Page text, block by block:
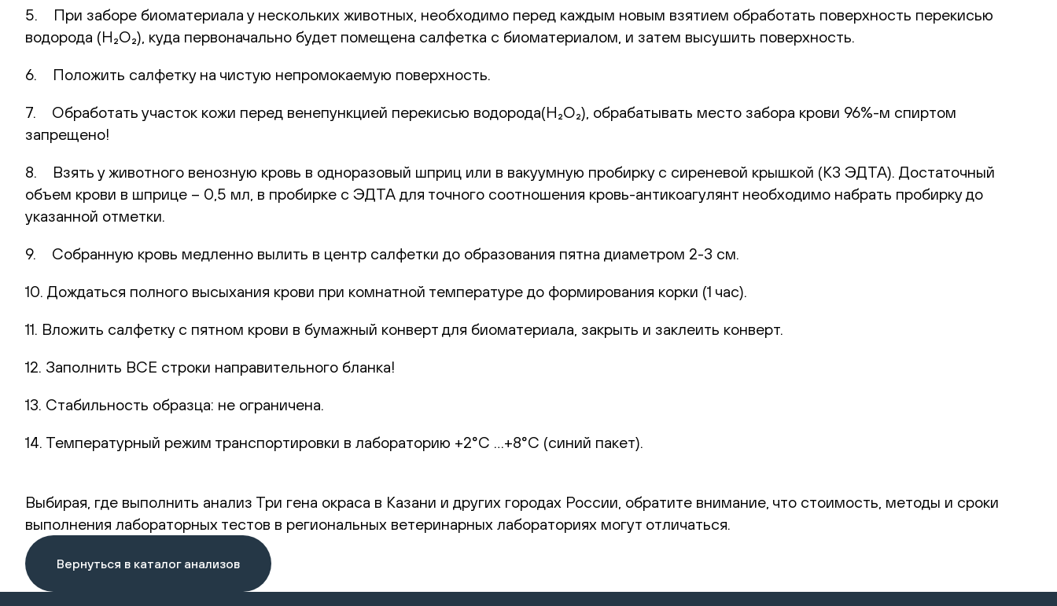
5. При заборе биоматериала у нескольких животных, необходимо перед каждым новым взятием обработать поверхность перекисью
водорода (H₂O₂), куда первоначально будет помещена салфетка с биоматериалом, и затем высушить поверхность.
6. Положить салфетку на чистую непромокаемую поверхность.
7. Обработать участок кожи перед венепункцией перекисью водорода(H₂O₂), обрабатывать место забора крови 96%-м спиртом
запрещено!
8. Взять у животного венозную кровь в одноразовый шприц или в вакуумную пробирку с сиреневой крышкой (К3 ЭДТА). Достаточный
объем крови в шприце – 0,5 мл, в пробирке с ЭДТА для точного соотношения кровь-антикоагулянт необходимо набрать пробирку до
указанной отметки.
9. Собранную кровь медленно вылить в центр салфетки до образования пятна диаметром 2-3 см.
10. Дождаться полного высыхания крови при комнатной температуре до формирования корки (1 час).
11. Вложить салфетку с пятном крови в бумажный конверт для биоматериала, закрыть и заклеить конверт.
12. Заполнить ВСЕ строки направительного бланка!
13. Стабильность образца: не ограничена.
14. Температурный режим транспортировки в лабораторию +2°С …+8°С (синий пакет).
Выбирая, где выполнить анализ Три гена окраса в Казани и других городах России, обратите внимание, что стоимость, методы и сроки
выполнения лабораторных тестов в региональных ветеринарных лабораториях могут отличаться.
Вернуться в каталог анализов